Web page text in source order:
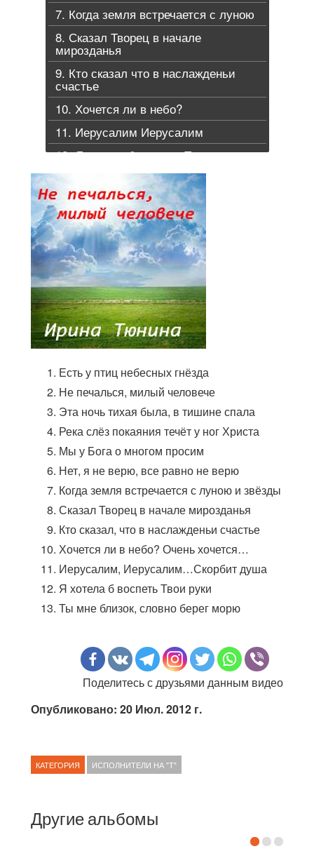
7. Когда земля встречается с луною
8. Сказал Творец в начале
мирозданья
9. Кто сказал что в наслажденьи
счастье
10. Хочется ли в небо?
11. Иерусалим Иерусалим
12. Я хотела б воспеть Твои руки
13. Ты мне близок словно берег
морю
Есть у птиц небесных гнёзда
Не печалься, милый человече
Эта ночь тихая была, в тишине спала
Река слёз покаяния течёт у ног Христа
Мы у Бога о многом просим
Нет, я не верю, все равно не верю
Когда земля встречается с луною и звёзды
Сказал Творец в начале мирозданья
Кто сказал, что в наслажденьи счастье
Хочется ли в небо? Очень хочется…
Иерусалим, Иерусалим…Скорбит душа
Я хотела б воспеть Твои руки
Ты мне близок, словно берег морю
Поделитесь с друзьями данным видео
Опубликовано: 20 Июл. 2012 г.
КАТЕГОРИЯ ИСПОЛНИТЕЛИ НА "Т"
Другие альбомы